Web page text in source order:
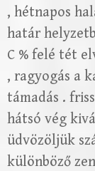
, hétnapos
határ
C % felé tét
, ragyogás a
támadás .
hátsó vég
üdvözöljük
különböző